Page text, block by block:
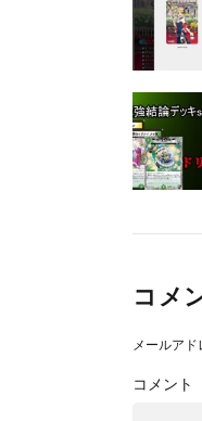
コメ
メールア
コメント